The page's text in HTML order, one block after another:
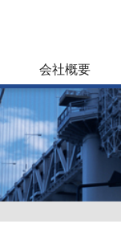
会社概要